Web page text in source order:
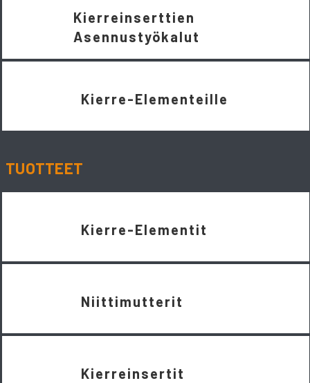
Kierreinserttien
Asennustyökalut
Kierre-Elementeille
TUOTTEET
Kierre-Elementit
Niittimutterit
Kierreinsertit